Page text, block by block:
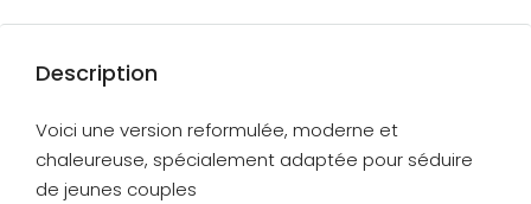
Description
Voici une version reformulée, moderne et
chaleureuse, spécialement adaptée pour séduire
de jeunes couples